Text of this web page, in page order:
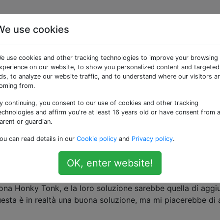
le biciclette per
una bici che corrisponda al mio stile di guida, alle
bancario quando non sono in grado di andare di
persona?
angolo del mondo in cui il tipo di bici trasportato da
è in alcun modo quello che voglio: voglio qualcosa di
ma lì è solo un negozio che "porta" qualcosa
Honky Tonk, e la loro soluzione sarebbe quella di
è in realtà una buona soluzione, ma mi piacerebbe di
use cookies
use cookies and other tracking technologies to improve your browsing
on our website, to show you personalized content and targeted
to analyze our website traffic, and to understand where our visitors
from.
continuing, you consent to our use of cookies and other tracking
and affirm you're at least 16 years old or have consent from a
or guardian.
can read details in our Cookie policy and Privacy policy.
OK, enter website!